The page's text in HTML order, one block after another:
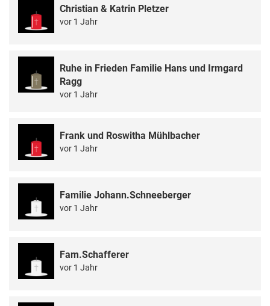
Christian & Katrin Pletzer
vor 1 Jahr
Ruhe in Frieden Familie Hans und Irmgard
Ragg
vor 1 Jahr
Frank und Roswitha Mühlbacher
vor 1 Jahr
Familie Johann.Schneeberger
vor 1 Jahr
Fam.Schafferer
vor 1 Jahr